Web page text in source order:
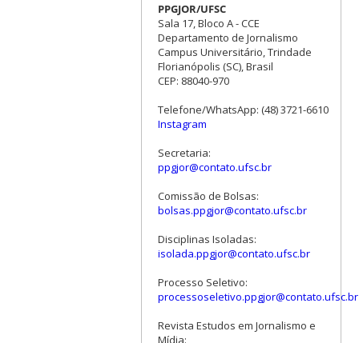
PPGJOR/UFSC
Sala 17, Bloco A - CCE
Departamento de Jornalismo
Campus Universitário, Trindade
Florianópolis (SC), Brasil
CEP: 88040-970
Telefone/WhatsApp: (48) 3721-6610
Instagram
Secretaria:
ppgjor@contato.ufsc.br
Comissão de Bolsas:
bolsas.ppgjor@contato.ufsc.br
Disciplinas Isoladas:
isolada.ppgjor@contato.ufsc.br
Processo Seletivo:
processoseletivo.ppgjor@contato.ufsc.br
Revista Estudos em Jornalismo e
Mídia: